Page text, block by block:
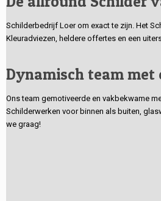
Schilderbedrijf Loer om exact te zijn. Het
Kleuradviezen, heldere offertes en een
Dynamisch team
Ons team gemotiveerde en vakbekwame
Schilderwerken voor binnen als buiten,
we graag!